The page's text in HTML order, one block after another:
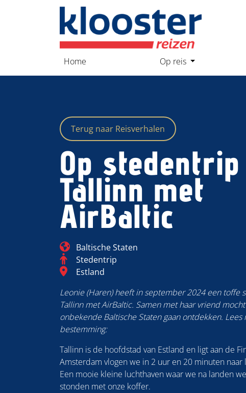
Home Op reis
Terug naar Reisverhalen
Op
Tallinn met
AirBaltic
Blog_field_Bestemming
Estland
Categorie
Stedentrip
Blog_field_Continent
Baltische Staten
Leonie (Haren) heeft in september 2024 een toffe
Tallinn met AirBaltic. Samen met haar vriend
onbekende Baltische Staten gaan ontdekken.
bestemming:
Tallinn is de hoofdstad van Estland en ligt aan de
Amsterdam vlogen we in 2 uur en 20 minuten
Een mooie kleine luchthaven waar we na landen
stonden met onze koffer.